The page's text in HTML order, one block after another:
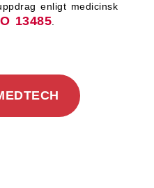
enligt medicinsk
13485.